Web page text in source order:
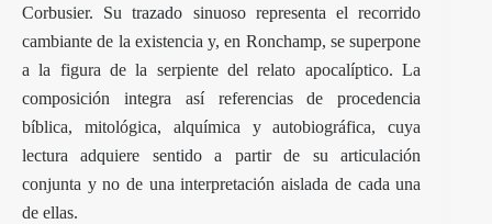
Corbusier. Su trazado sinuoso representa el recorrido
cambiante de la existencia y, en Ronchamp, se superpone
a la figura de la serpiente del relato apocalíptico. La
composición integra así referencias de procedencia
bíblica, mitológica, alquímica y autobiográfica, cuya
lectura adquiere sentido a partir de su articulación
conjunta y no de una interpretación aislada de cada una
de ellas.